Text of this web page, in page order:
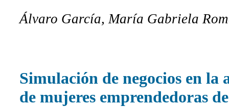
Álvaro García, María Gabriela
Simulación de negocios en la
de mujeres emprendedoras